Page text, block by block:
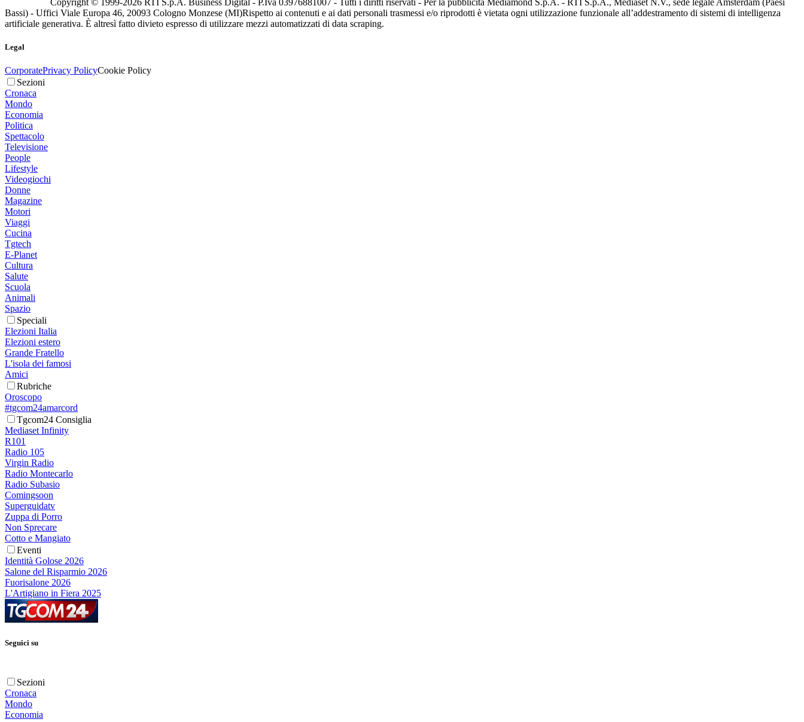
Bassi) - Uffici Viale Europa 46, 20093 Cologno Monzese (MI)Rispetto ai contenuti e ai dati personali trasmessi e/o riprodotti è vietata ogni utilizzazione funzionale all’addestramento di sistemi di intelligenza
artificiale generativa. È altresì fatto divieto espresso di utilizzare mezzi automatizzati di data scraping.
Legal
CorporatePrivacy PolicyCookie Policy
Sezioni
Cronaca
Mondo
Economia
Politica
Spettacolo
Televisione
People
Lifestyle
Videogiochi
Donne
Magazine
Motori
Viaggi
Cucina
Tgtech
E-Planet
Cultura
Salute
Scuola
Animali
Spazio
Speciali
Elezioni Italia
Elezioni estero
Grande Fratello
L'isola dei famosi
Amici
Rubriche
Oroscopo
#tgcom24amarcord
Tgcom24 Consiglia
Mediaset Infinity
R101
Radio 105
Virgin Radio
Radio Montecarlo
Radio Subasio
Comingsoon
Superguidatv
Zuppa di Porro
Non Sprecare
Cotto e Mangiato
Eventi
Identità Golose 2026
Salone del Risparmio 2026
Fuorisalone 2026
L'Artigiano in Fiera 2025
Seguici su
Sezioni
Cronaca
Mondo
Economia